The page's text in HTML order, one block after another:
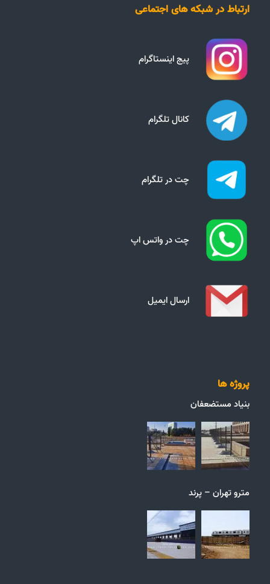
ارتباط در شبکه های اجتماعی
پیج اینستاگرام
کانال تلگرام
چت در تلگرام
چت در واتس اپ
ارسال ایمیل
پروژه ها
بنیاد مستضعفان
مترو تهران – پرند